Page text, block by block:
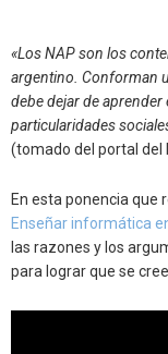
«Los NAP son los
argentino. Conforman
debe dejar de aprender
particularidades
(tomado del portal del
En esta ponencia que
Enseñar informática
las razones y los
para lograr que se